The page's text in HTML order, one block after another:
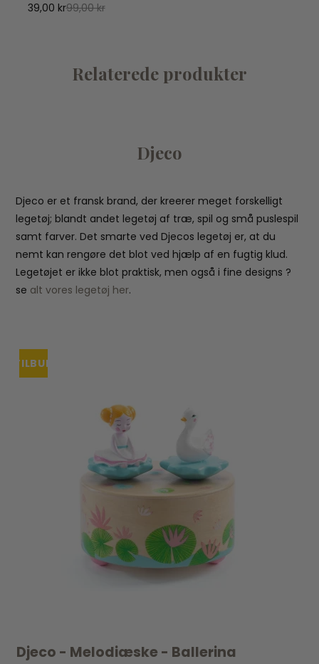
39,00 kr99,00 kr
Relaterede produkter
Djeco
Djeco er et fransk brand, der kreerer meget forskelligt
legetøj; blandt andet legetøj af træ, spil og små puslespil
samt farver. Det smarte ved Djecos legetøj er, at du
nemt kan rengøre det blot ved hjælp af en fugtig klud.
Legetøjet er ikke blot praktisk, men også i fine designs ?
se alt vores legetøj her.
TILBUD
Djeco - Melodiæske - Ballerina